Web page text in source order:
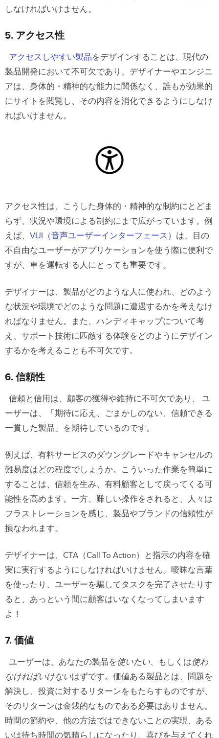
しなければいけません。
5. アクセス性
アクセスしやすい製品をデザインすることは、現代の
製品開発において不可欠であり、デザイナーやエンジニ
アは、身体的・精神的な能力に関係なく、誰もが効果的
にサイトを閲覧し、その内容を消化できるようにしなけ
ればいけません。
アクセス性は、こうした身体的・精神的な制約にとどま
らず、状況や環境による制約にまで広がっています。例
えば、 VUI（音声ユーザーインターフェース） は、目の
不自由なユーザーがアプリケーションを使う際に便利で
すが、車を運転する人にとっても重要です。
デザイナーは、製品がどのような人に使われ、どのよう
な状況や環境でどのような問題に遭遇するかを考えなけ
ればなりません。また、ハンディキャップについて考
え、サポート技術に匹敵する体験をどのようにデザイン
するかを考えることも不可欠です。
6. 信頼性
信頼と信用は、顧客の獲得や維持に不可欠であり、 ユ
ーザーは、「期待に応え、ごまかしのない、信頼できる
一貫した製品」を期待しているのです。
例えば、有料サービスのダウングレードやキャンセルの
難易度はどの程度でしょうか。こういった作業を簡単に
することは、信頼を生み、有料顧客として戻ってくる可
能性を高めます。一方、難しい操作をされると、人々は
フラストレーションを感じ、製品やブランドの信頼性が
損なわれます。
デザイナーは、CTA（Call To Action）と指示の内容を確
実に実行するようにしなければいけません。曖昧な言葉
を使ったり、ユーザーを騙してタスクを完了させたりす
ると、あっという間に顧客はいなくなってしまいます
よ！
7. 価値
ユーザーは、あなたの製品を使いたい、もしくは使わ
なければいけないはずです。価値ある製品とは、問題を
解決し、投資に対するリターンをもたらすものですが、
そのリターンは金銭的なものである必要はありません。
時間の節約や、他の方法ではできないことの実現、ある
いは待ち時間の気晴らしになったり、喜びを与えてくれ